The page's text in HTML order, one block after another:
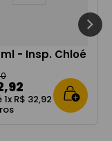
- Insp. Chloé
,92
1x R$ 32,92